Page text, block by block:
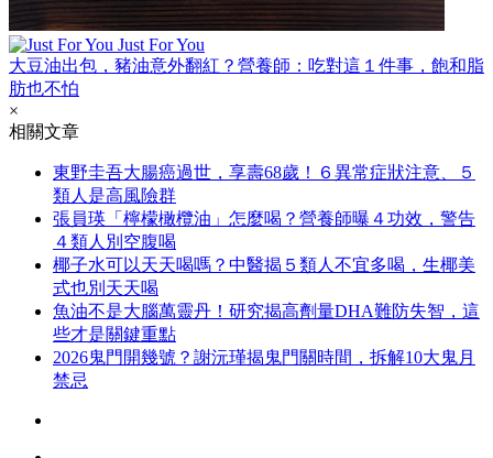
Just For You
大豆油出包，豬油意外翻紅？營養師：吃對這１件事，飽和脂
肪也不怕
×
相關文章
東野圭吾大腸癌過世，享壽68歲！６異常症狀注意、５
類人是高風險群
張員瑛「檸檬橄欖油」怎麼喝？營養師曝４功效，警告
４類人別空腹喝
椰子水可以天天喝嗎？中醫揭５類人不宜多喝，生椰美
式也別天天喝
魚油不是大腦萬靈丹！研究揭高劑量DHA難防失智，這
些才是關鍵重點
2026鬼門開幾號？謝沅瑾揭鬼門關時間，拆解10大鬼月
禁忌